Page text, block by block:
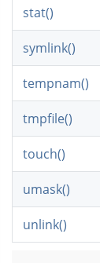
stat()
symlink()
tempnam()
tmpfile()
touch()
umask()
unlink()